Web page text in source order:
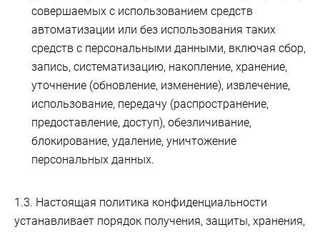
совершаемых с использованием средств
автоматизации или без использования таких
средств с персональными данными, включая сбор,
запись, систематизацию, накопление, хранение,
уточнение (обновление, изменение), извлечение,
использование, передачу (распространение,
предоставление, доступ), обезличивание,
блокирование, удаление, уничтожение
персональных данных.
1.3. Настоящая политика конфиденциальности
устанавливает порядок получения, защиты, хранения,